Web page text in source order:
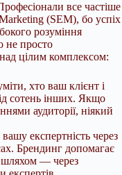
все частіше
(SEM), бо успіх
розуміння
не просто
цілим комплексом:
хто ваш клієнт і
сотень інших. Якщо
аудиторії, ніякий
експертність через
Брендинг допомагає
шляхом — через